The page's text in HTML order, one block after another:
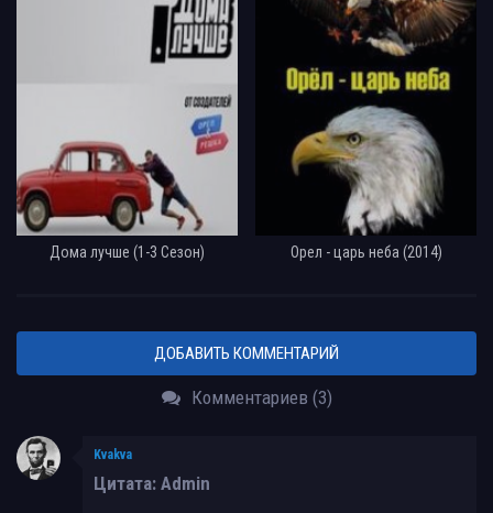
Дома лучше (1-3 Сезон) Орел - царь неба (2014)
ДОБАВИТЬ КОММЕНТАРИЙ
Комментариев (3)
Kvakva
Цитата: Admin